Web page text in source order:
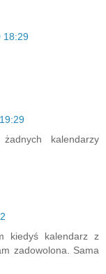
18:29
kalendarzy
kiedyś kalendarz z
zadowolona. Sama